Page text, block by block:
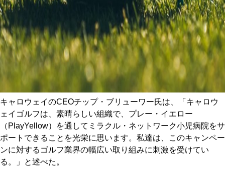
キャロウェイのCEOチップ・ブリューワー氏は、「キャロウ
ェイゴルフは、素晴らしい組織で、プレー・イエロー
（PlayYellow）を通してミラクル・ネットワーク小児病院をサ
ポートできることを光栄に思います。私達は、このキャンペー
ンに対するゴルフ業界の幅広い取り組みに刺激を受けてい
る。」と述べた。